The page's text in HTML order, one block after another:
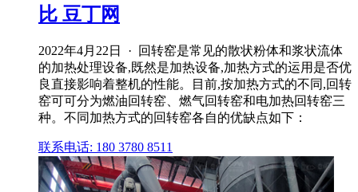
比 豆丁网
2022年4月22日 · 回转窑是常见的散状粉体和浆状流体
的加热处理设备,既然是加热设备,加热方式的运用是否优
良直接影响着整机的性能。目前,按加热方式的不同,回转
窑可可分为燃油回转窑、燃气回转窑和电加热回转窑三
种。不同加热方式的回转窑各自的优缺点如下：
联系电话: 180 3780 8511